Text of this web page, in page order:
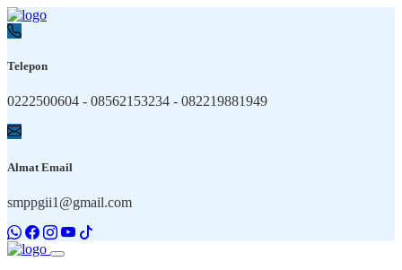
Telepon
0222500604 - 08562153234 - 082219881949
Almat Email
smppgii1@gmail.com